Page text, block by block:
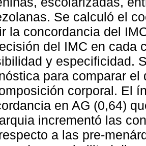
Se calculó el
la concordancia del
del IMC en cada
y especificidad.
para comparar
corporal. El
en AG (0,64)
incrementó las
a las pre-